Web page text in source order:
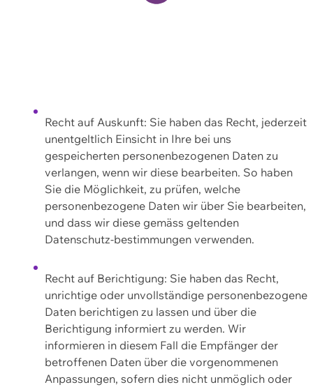
Recht auf Auskunft: Sie haben das Recht, jederzeit
unentgeltlich Einsicht in Ihre bei uns
gespeicherten personenbezogenen Daten zu
verlangen, wenn wir diese bearbeiten. So haben
Sie die Möglichkeit, zu prüfen, welche
personenbezogene Daten wir über Sie bearbeiten,
und dass wir diese gemäss geltenden
Datenschutz-bestimmungen verwenden.
Recht auf Berichtigung: Sie haben das Recht,
unrichtige oder unvollständige personenbezogene
Daten berichtigen zu lassen und über die
Berichtigung informiert zu werden. Wir
informieren in diesem Fall die Empfänger der
betroffenen Daten über die vorgenommenen
Anpassungen, sofern dies nicht unmöglich oder